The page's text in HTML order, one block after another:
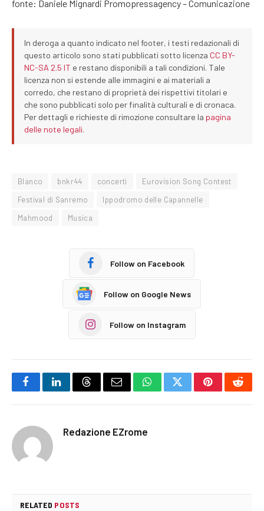
fonte: Daniele Mignardi Promopressagency – Comunicazione
In deroga a quanto indicato nel footer, i testi redazionali di
questo articolo sono stati pubblicati sotto licenza CC BY-
NC-SA 2.5 IT e restano disponibili a tali condizioni. Tale
licenza non si estende alle immagini e ai materiali a
corredo, che restano di proprietà dei rispettivi titolari e
che sono pubblicati solo per finalità culturali e di cronaca.
Per dettagli e richieste di rimozione consultare la pagina
delle note legali.
Blanco bnkr44 concerti
Eurovision Song Contest
Festival di Sanremo
Ippodromo delle Capannelle
Mahmood
Musica
Follow on Facebook
Follow on Google News
Follow on Instagram
FacebookLinkedInThreadsEmail WhatsAppTwitterPinterest
Redazione EZrome
RELATED POSTS